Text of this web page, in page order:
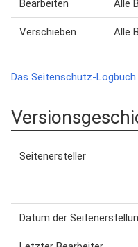
Bearbeiten Alle
Verschieben Alle
Das Seitenschutz-
Seitenersteller
Datum der